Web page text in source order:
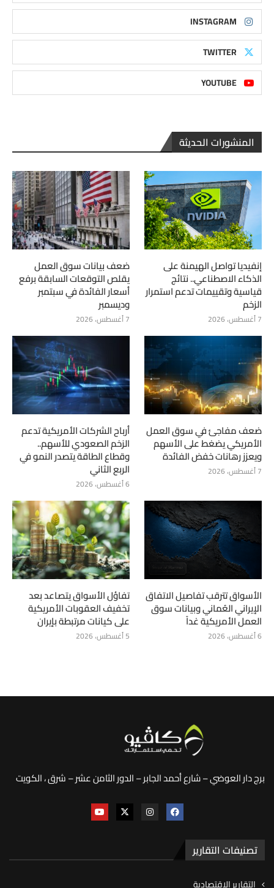
INSTAGRAM
TWITTER
YOUTUBE
المنشورات الحديثة
إنفيديا تواصل الهيمنة على
الذكاء الاصطناعي.. نتائج
قياسية وتقييمات تدعم استمرار
الزخم
7 أغسطس، 2026
ضعف بيانات سوق العمل
يقلص التوقعات السابقة برفع
أسعار الفائدة في سبتمبر
وديسمبر
7 أغسطس، 2026
ضعف مفاجئ في سوق العمل
الأمريكي يضغط على الأسهم
ويعزز رهانات خفض الفائدة
7 أغسطس، 2026
أرباح الشركات الأمريكية تدعم
الزخم الصعودي للأسهم..
وقطاع الطاقة يتصدر النمو في
الربع الثاني
6 أغسطس، 2026
الأسواق تترقب تفاصيل الاتفاق
الإيراني العُماني وبيانات سوق
العمل الأمريكية غداً
6 أغسطس، 2026
تفاؤل الأسواق يتصاعد بعد
تخفيف العقوبات الأمريكية
على كيانات مرتبطة بإيران
5 أغسطس، 2026
برج دار العوضي – شارع أحمد الجابر – الدور الثامن عشر – شرق ، الكويت
تصنيفات التقارير
التقارير الاقتصادية